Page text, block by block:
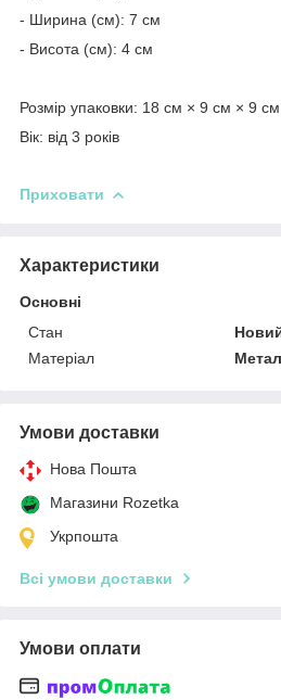
- Ширина (см): 7 см
- Висота (см): 4 см
Розмір упаковки: 18 см × 9 см × 9 см
Вік: від 3 років
Приховати
Характеристики
Основні
Стан
Матеріал
Умови доставки
Нова Пошта
Магазини Rozetka
Укрпошта
Всі умови доставки
Умови оплати